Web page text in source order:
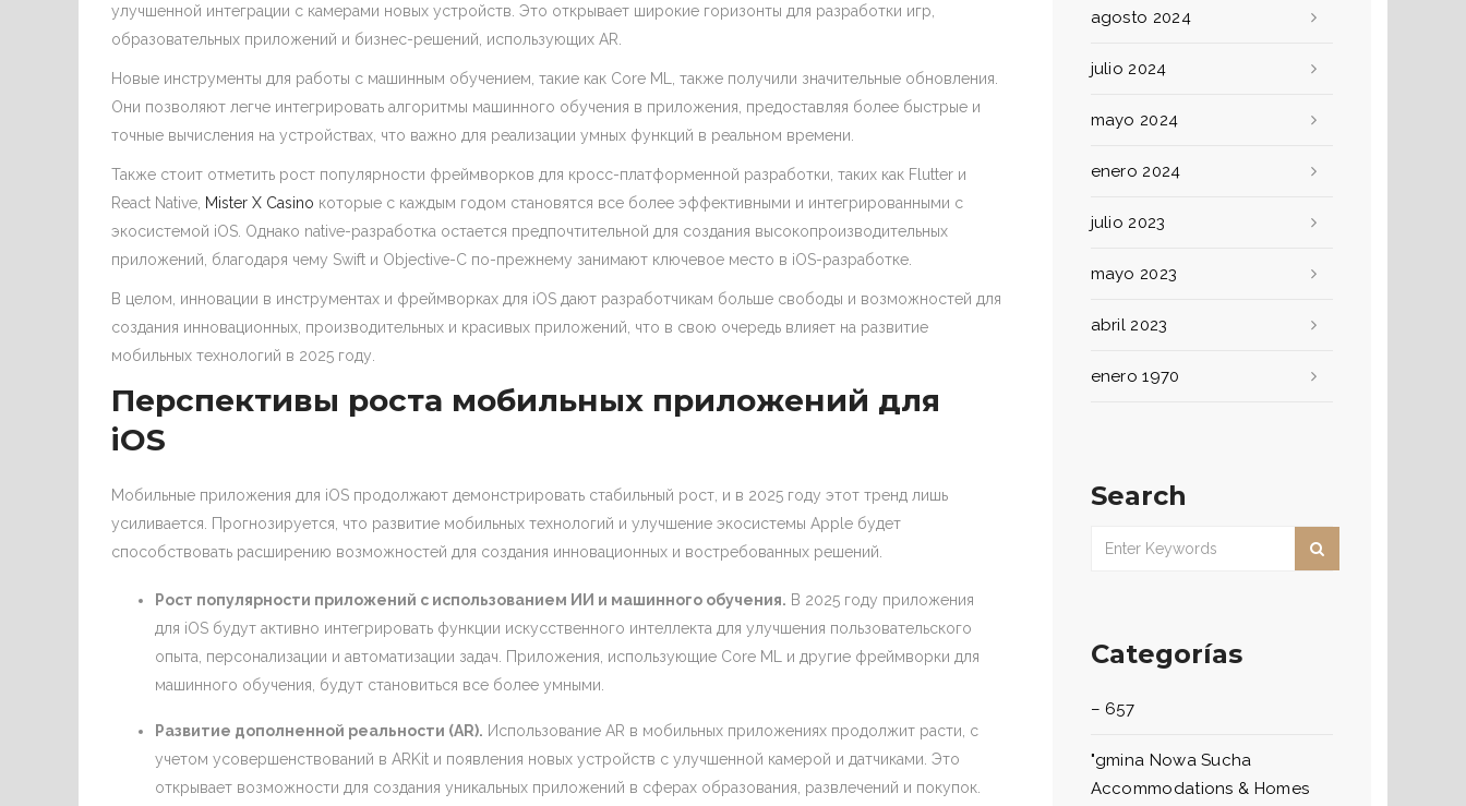
улучшенной интеграции с камерами новых устройств. Это открывает широкие горизонты для разработки игр,
образовательных приложений и бизнес-решений, использующих AR.
Новые инструменты для работы с машинным обучением, такие как Core ML, также получили значительные обновления.
Они позволяют легче интегрировать алгоритмы машинного обучения в приложения, предоставляя более быстрые и
точные вычисления на устройствах, что важно для реализации умных функций в реальном времени.
Также стоит отметить рост популярности фреймворков для кросс-платформенной разработки, таких как Flutter и
React Native, Mister X Casino которые с каждым годом становятся все более эффективными и интегрированными с
экосистемой iOS. Однако native-разработка остается предпочтительной для создания высокопроизводительных
приложений, благодаря чему Swift и Objective-C по-прежнему занимают ключевое место в iOS-разработке.
В целом, инновации в инструментах и фреймворках для iOS дают разработчикам больше свободы и возможностей для
создания инновационных, производительных и красивых приложений, что в свою очередь влияет на развитие
мобильных технологий в 2025 году.
Перспективы роста мобильных приложений для
iOS
Мобильные приложения для iOS продолжают демонстрировать стабильный рост, и в 2025 году этот тренд лишь
усиливается. Прогнозируется, что развитие мобильных технологий и улучшение экосистемы Apple будет
способствовать расширению возможностей для создания инновационных и востребованных решений.
Рост популярности приложений с использованием ИИ и машинного обучения. В 2025 году приложения
для iOS будут активно интегрировать функции искусственного интеллекта для улучшения пользовательского
опыта, персонализации и автоматизации задач. Приложения, использующие Core ML и другие фреймворки для
машинного обучения, будут становиться все более умными.
Развитие дополненной реальности (AR). Использование AR в мобильных приложениях продолжит расти, с
учетом усовершенствований в ARKit и появления новых устройств с улучшенной камерой и датчиками. Это
открывает возможности для создания уникальных приложений в сферах образования, развлечений и покупок.
agosto 2024
julio 2024
mayo 2024
enero 2024
julio 2023
mayo 2023
abril 2023
enero 1970
Search
Categorías
– 657
"gmina Nowa Sucha
Accommodations & Homes